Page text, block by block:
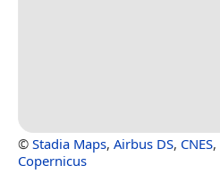
© Stadia Maps, Airbus DS, CNES,
Copernicus